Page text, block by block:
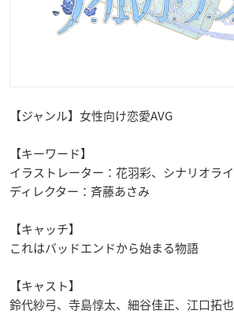
【ジャンル】 女性向け恋愛AVG
【キーワード】
イラストレーター：花羽彩、シナリオライ
ディレクター：斉藤あさみ
【キャッチ】
これはバッドエンドから始まる物語
【キャスト】
鈴代紗弓、寺島惇太、細谷佳正、江口拓